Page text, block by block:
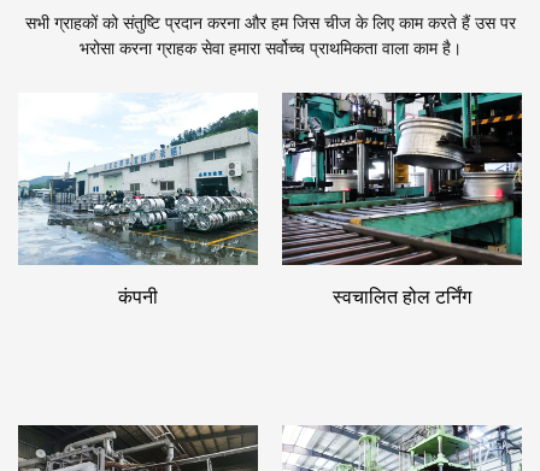
सभी ग्राहकों को संतुष्टि प्रदान करना और हम जिस चीज के लिए काम करते हैं उस पर
भरोसा करना ग्राहक सेवा हमारा सर्वोच्च प्राथमिकता वाला काम है।
कंपनी स्वचालित होल टर्निंग